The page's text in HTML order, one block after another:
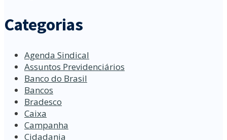
Categorias
Agenda Sindical
Assuntos Previdenciários
Banco do Brasil
Bancos
Bradesco
Caixa
Campanha
Cidadania